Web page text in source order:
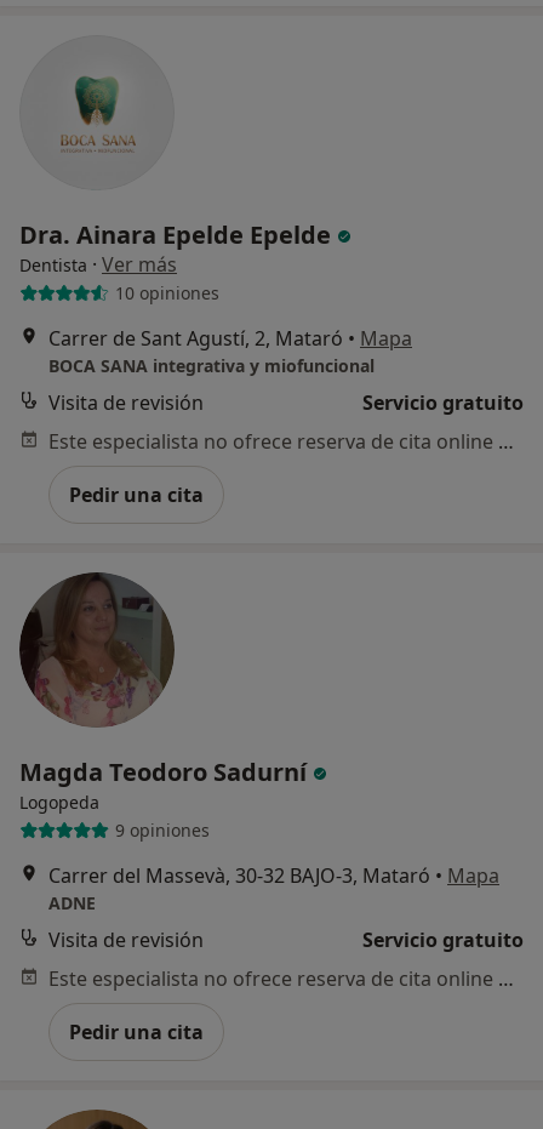
Dra. Ainara Epelde Epelde
Dentista · Ver más
10 opiniones
Carrer de Sant Agustí, 2, Mataró • Mapa
BOCA SANA integrativa y miofuncional
Visita de revisión
Servicio gratuito
Este especialista no ofrece reserva de cita online en esta dirección.
Pedir una cita
Magda Teodoro Sadurní
Logopeda
9 opiniones
Carrer del Massevà, 30-32 BAJO-3, Mataró • Mapa
ADNE
Visita de revisión
Servicio gratuito
Este especialista no ofrece reserva de cita online en esta dirección.
Pedir una cita